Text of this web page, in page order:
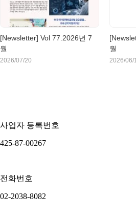
[Newsletter] Vol 77.2026년 7
월
2026/07/20
월
2026/06/
사업자 등록번호
425-87-00267
전화번호
02-2038-8082